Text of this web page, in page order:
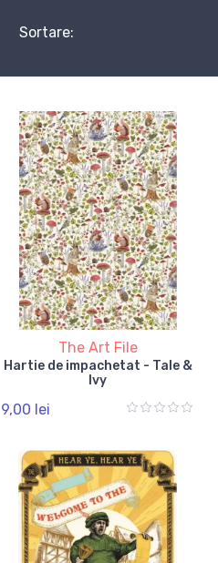
Sortare:
The Art File
Hartie de impachetat - Tale &
Ivy
9,00 lei